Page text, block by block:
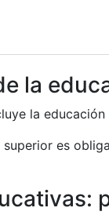
la
la
superior es